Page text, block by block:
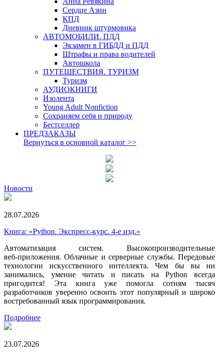
Сердце Азии
КПД
Дневник штурмовика
АВТОМОБИЛИ. ПДД
Экзамен в ГИБДД и ПДД
Штрафы и права водителей
Автошкола
ПУТЕШЕСТВИЯ. ТУРИЗМ
Туризм
АУДИОКНИГИ
Изолента
Young Adult Nonfiction
Сохраняем себя и природу
Бестселлер
ПРЕДЗАКАЗЫ
Вернуться в основной каталог >>
Новости
28.07.2026
Книга: «Python. Экспресс‑курс. 4-е изд.»
Автоматизация систем. Высокопроизводительные
веб‑приложения. Облачные и серверные службы. Передовые
технологии искусственного интеллекта. Чем бы вы ни
занимались, умение читать и писать на Python всегда
пригодится! Эта книга уже помогла сотням тысяч
разработчиков уверенно освоить этот популярный и широко
востребованный язык программирования.
Подробнее
23.07.2026